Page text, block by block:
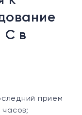
С в
прием
часов;